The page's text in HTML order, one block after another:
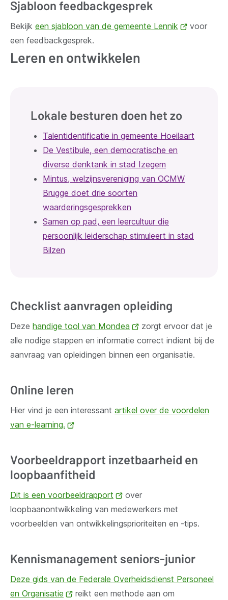
Sjabloon feedbackgesprek
Bekijk een sjabloon van de gemeente Lennik
(opent
voor
een feedbackgesprek.
Leren en ontwikkelen
Lokale besturen doen het zo
Talentidentificatie in gemeente Hoeilaart
De Vestibule, een democratische en
diverse denktank in stad Izegem
Mintus, welzijnsvereniging van OCMW
Brugge doet drie soorten
waarderingsgesprekken
Samen op pad, een leercultuur die
persoonlijk leiderschap stimuleert in stad
Bilzen
Checklist aanvragen opleiding
Deze handige tool van Mondea
(opent
nieuw
venster)
zorgt ervoor dat je
alle nodige stappen en informatie correct indient bij de
aanvraag van opleidingen binnen een organisatie.
Online leren
Hier vind je een interessant artikel over de voordelen
van e-learning.
Voorbeeldrapport inzetbaarheid en
loopbaanfitheid
Dit is een voorbeeldrapport
(opent
nieuw
venster)
over
loopbaanontwikkeling van medewerkers met
voorbeelden van ontwikkelingsprioriteiten en -tips.
Kennismanagement seniors-junior
Deze gids van de Federale Overheidsdienst Personeel
en Organisatie
(opent
reikt een methode aan om